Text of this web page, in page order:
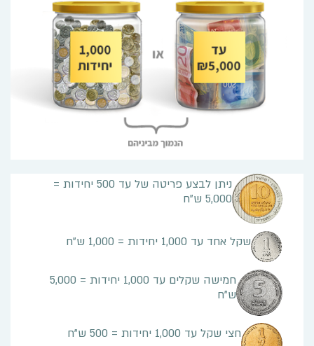
ניתן לבצע פריטה של עד 500 יחידות =
5,000 ש"ח
שקל אחד עד 1,000 יחידות = 1,000 ש"ח
חמישה שקלים עד 1,000 יחידות = 5,000
ש"ח
חצי שקל עד 1,000 יחידות = 500 ש"ח